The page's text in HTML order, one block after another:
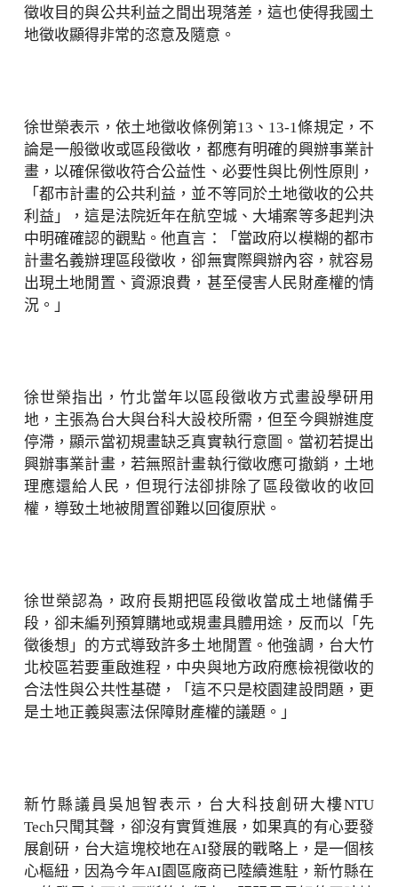
徵收目的與公共利益之間出現落差，這也使得我國土
地徵收顯得非常的恣意及隨意。
徐世榮表示，依土地徵收條例第13、13-1條規定，不
論是一般徵收或區段徵收，都應有明確的興辦事業計
畫，以確保徵收符合公益性、必要性與比例性原則，
「都市計畫的公共利益，並不等同於土地徵收的公共
利益」，這是法院近年在航空城、大埔案等多起判決
中明確確認的觀點。他直言：「當政府以模糊的都市
計畫名義辦理區段徵收，卻無實際興辦內容，就容易
出現土地閒置、資源浪費，甚至侵害人民財產權的情
況。」
徐世榮指出，竹北當年以區段徵收方式畫設學研用
地，主張為台大與台科大設校所需，但至今興辦進度
停滯，顯示當初規畫缺乏真實執行意圖。當初若提出
興辦事業計畫，若無照計畫執行徵收應可撤銷，土地
理應還給人民，但現行法卻排除了區段徵收的收回
權，導致土地被閒置卻難以回復原狀。
徐世榮認為，政府長期把區段徵收當成土地儲備手
段，卻未編列預算購地或規畫具體用途，反而以「先
徵後想」的方式導致許多土地閒置。他強調，台大竹
北校區若要重啟進程，中央與地方政府應檢視徵收的
合法性與公共性基礎，「這不只是校園建設問題，更
是土地正義與憲法保障財產權的議題。」
新竹縣議員吳旭智表示，台大科技創研大樓NTU
Tech只聞其聲，卻沒有實質進展，如果真的有心要發
展創研，台大這塊校地在AI發展的戰略上，是一個核
心樞紐，因為今年AI園區廠商已陸續進駐，新竹縣在